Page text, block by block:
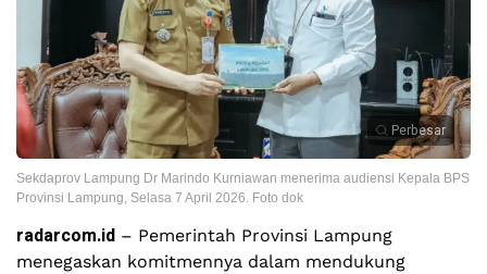
Perbesar
Sekdaprov Lampung Dr Marindo Kurniawan menerima audiensi Kepala BPS
Provinsi Lampung, Selasa 7 April 2026. Foto dok
radarcom.id – Pemerintah Provinsi Lampung
menegaskan komitmennya dalam mendukung